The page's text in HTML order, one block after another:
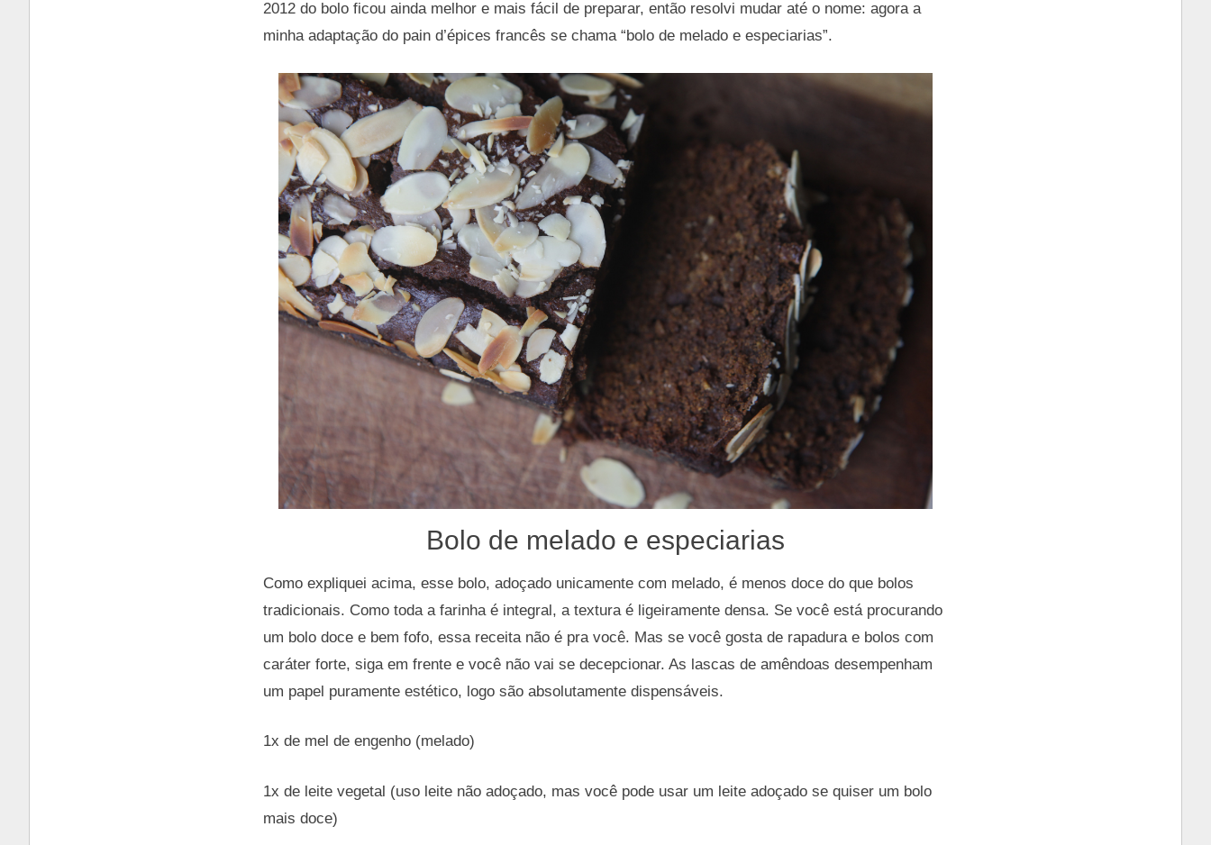
2012 do bolo ficou ainda melhor e mais fácil de preparar, então resolvi mudar até o nome: agora a
minha adaptação do pain d’épices francês se chama “bolo de melado e especiarias”.
Bolo de melado e especiarias
Como expliquei acima, esse bolo, adoçado unicamente com melado, é menos doce do que bolos
tradicionais. Como toda a farinha é integral, a textura é ligeiramente densa. Se você está procurando
um bolo doce e bem fofo, essa receita não é pra você. Mas se você gosta de rapadura e bolos com
caráter forte, siga em frente e você não vai se decepcionar. As lascas de amêndoas desempenham
um papel puramente estético, logo são absolutamente dispensáveis.
1x de mel de engenho (melado)
1x de leite vegetal (uso leite não adoçado, mas você pode usar um leite adoçado se quiser um bolo
mais doce)